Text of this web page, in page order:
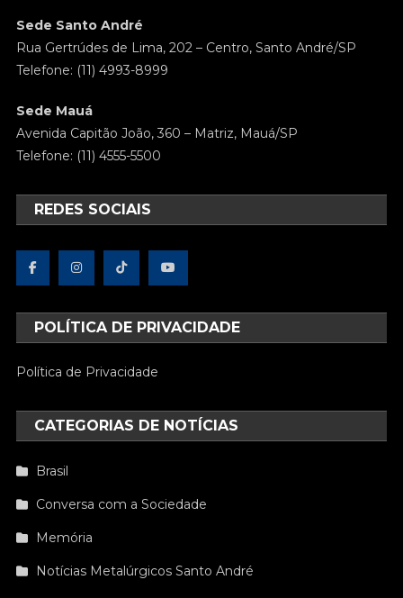
Sede Santo André
Rua Gertrúdes de Lima, 202 – Centro, Santo André/SP
Telefone: (11) 4993-8999
Sede Mauá
Avenida Capitão João, 360 – Matriz, Mauá/SP
Telefone: (11) 4555-5500
REDES SOCIAIS
POLÍTICA DE PRIVACIDADE
Política de Privacidade
CATEGORIAS DE NOTÍCIAS
Brasil
Conversa com a Sociedade
Memória
Notícias Metalúrgicos Santo André